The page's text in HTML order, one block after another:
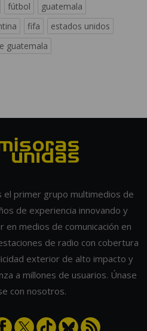
fútbol
guatemala
fifa
estados unidos
guatemala
el primer grupo multimedios de
de experiencia innovando y
en medios de comunicación en
de radio con cobertura
exterior de alto impacto y
a millones de usuarios. Únase
con nosotros.